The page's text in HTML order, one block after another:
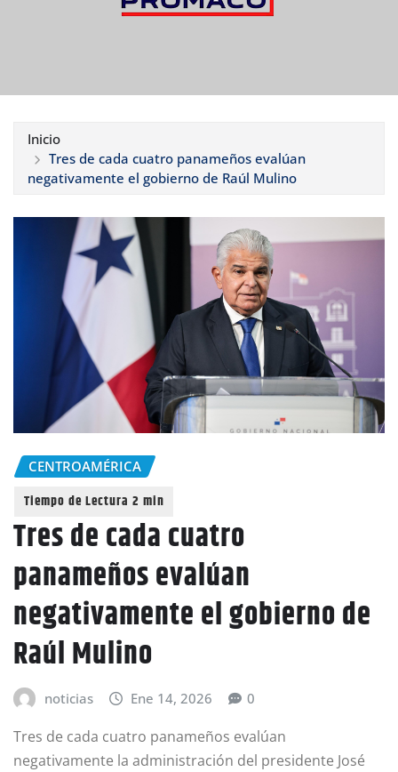
Inicio
Tres de cada cuatro panameños evalúan
negativamente el gobierno de Raúl Mulino
CENTROAMÉRICA
Tres de cada cuatro
panameños evalúan
negativamente el gobierno de
Raúl Mulino
noticias Ene 14, 2026 0
Tres de cada cuatro panameños evalúan
negativamente la administración del presidente José